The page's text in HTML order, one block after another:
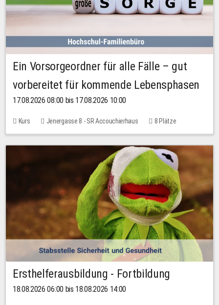
Ein Vorsorgeordner für alle Fälle – gut
vorbereitet für kommende Lebensphasen
17.08.2026 08:00 bis 17.08.2026 10:00
Kurs Jenergasse 8 - SR Accouchierhaus 8 Plätze
Ersthelferausbildung - Fortbildung
18.08.2026 06:00 bis 18.08.2026 14:00